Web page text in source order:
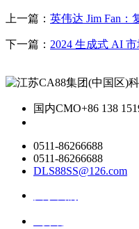
上一篇： 英伟达 Jim Fan
下一篇： 2024 生成式 AI
国内CMO+86 138
0511-86266688
0511-86266688
DLS88SS@126.com